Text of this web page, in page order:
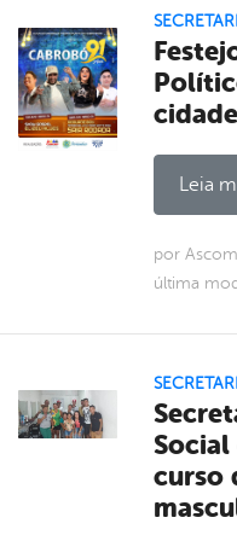
Leia
por
última
curso